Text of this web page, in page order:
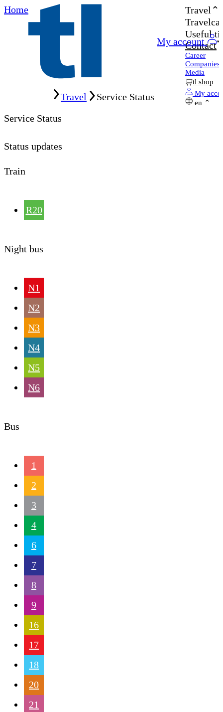
Home
My account
Travel
Useful
Contact
Career
Companies
Media
tl shop
My
en
Travel
Service Status
Service Status
Status updates
Train
R20
Night bus
N1
N2
N3
N4
N5
N6
Bus
1
2
3
4
6
7
8
9
16
17
18
20
21